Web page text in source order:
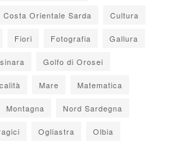
Costa Orientale Sarda Cultura
Fiori Fotografia Gallura
Golfo di Orosei
Mare Matematica
Montagna Nord Sardegna
Ogliastra Olbia